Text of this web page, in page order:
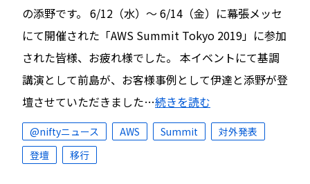
の添野です。 6/12（水）〜 6/14（金）に幕張メッセ
にて開催された「AWS Summit Tokyo 2019」に参加
された皆様、お疲れ様でした。 本イベントにて基調
講演として前島が、お客様事例として伊達と添野が登
壇させていただきました…続きを読む
@niftyニュース AWS Summit
対外発表
登壇
移行